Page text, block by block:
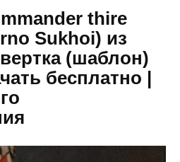
thire
Sukhoi) из
(шаблон)
бесплатно |